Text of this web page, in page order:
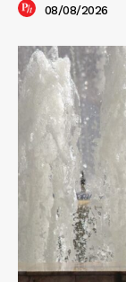
08/08/2026